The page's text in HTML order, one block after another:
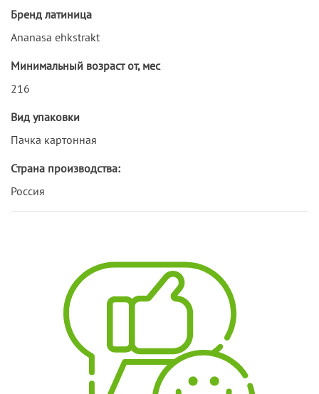
Бренд латиница
Ananasa ehkstrakt
Минимальный возраст от, мес
216
Вид упаковки
Пачка картонная
Страна производства:
Россия